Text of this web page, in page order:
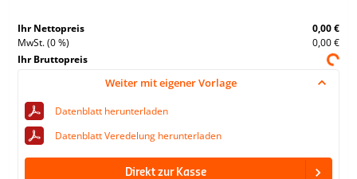
Ihr Nettopreis
0,00 €
MwSt. (0 %)
0,00 €
Ihr Bruttopreis
Weiter mit eigener Vorlage
Datenblatt herunterladen
Datenblatt Veredelung herunterladen
Direkt zur Kasse